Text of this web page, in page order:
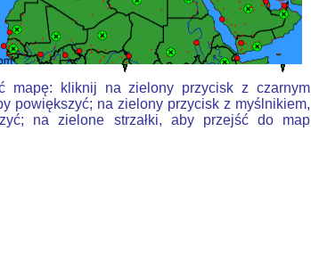
mapę: kliknij na zielony przycisk z czarnym
powiększyć; na zielony przycisk z myślnikiem,
na zielone strzałki, aby przejść do map